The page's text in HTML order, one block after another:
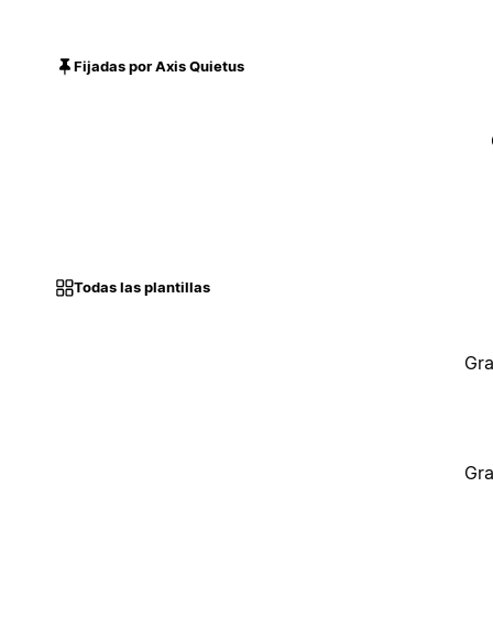
Fijadas por Axis Quietus
Todas las plantillas